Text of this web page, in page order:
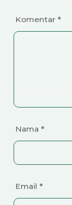
Komentar *
Nama *
Email *